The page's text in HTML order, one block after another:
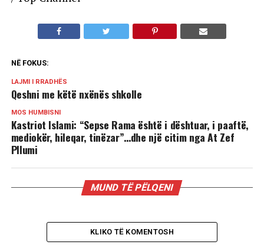
NË FOKUS:
LAJMI I RRADHËS
Qeshni me këtë nxënës shkolle
MOS HUMBISNI
Kastriot Islami: “Sepse Rama është i dështuar, i paaftë,
mediokër, hileqar, tinëzar”…dhe një citim nga At Zef
Pllumi
MUND TË PËLQENI
KLIKO TË KOMENTOSH